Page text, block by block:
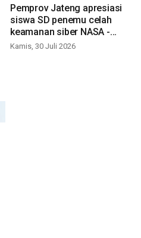
Pemprov Jateng apresiasi
siswa SD penemu celah
keamanan siber NASA -
VIDEO
Kamis, 30 Juli 2026